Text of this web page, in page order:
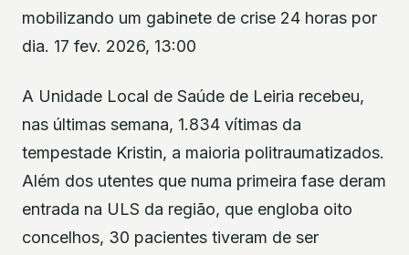
mobilizando um gabinete de crise 24 horas por
dia. 17 fev. 2026, 13:00
A Unidade Local de Saúde de Leiria recebeu,
nas últimas semana, 1.834 vítimas da
tempestade Kristin, a maioria politraumatizados.
Além dos utentes que numa primeira fase deram
entrada na ULS da região, que engloba oito
concelhos, 30 pacientes tiveram de ser